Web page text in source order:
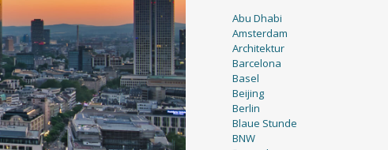
Abu Dhabi
Amsterdam
Architektur
Barcelona
Basel
Beijing
Berlin
Blaue Stunde
BNW